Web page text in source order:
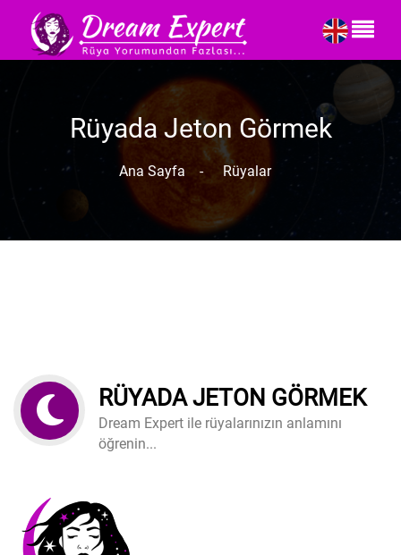
Rüyada Jeton Görmek
Ana Sayfa - Rüyalar
RÜYADA JETON GÖRMEK
Dream Expert ile rüyalarınızın anlamını
öğrenin...